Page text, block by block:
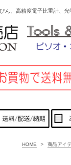
ん、高精度電子比重計
HOME > 商品アイ